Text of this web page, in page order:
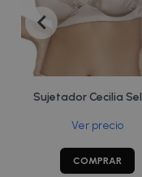
Sujetador Cecilia
Ver precio
COMPRAR